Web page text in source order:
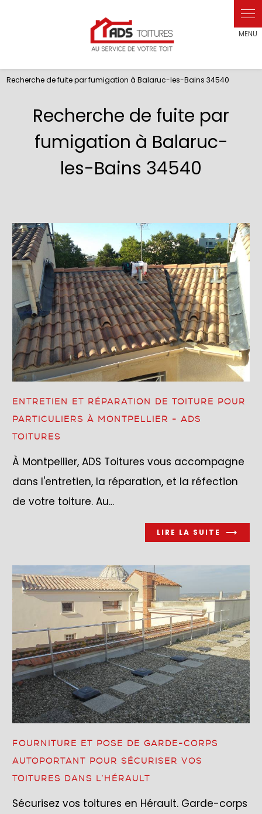
Recherche de fuite par fumigation à Balaruc-les-Bains 34540
Recherche de fuite par
fumigation à Balaruc-
les-Bains 34540
ENTRETIEN ET RÉPARATION DE TOITURE POUR
PARTICULIERS À MONTPELLIER - ADS
TOITURES
À Montpellier, ADS Toitures vous accompagne
dans l'entretien, la réparation, et la réfection
de votre toiture. Au...
LIRE LA SUITE
FOURNITURE ET POSE DE GARDE-CORPS
AUTOPORTANT POUR SÉCURISER VOS
TOITURES DANS L’HÉRAULT
Sécurisez vos toitures en Hérault. Garde-corps